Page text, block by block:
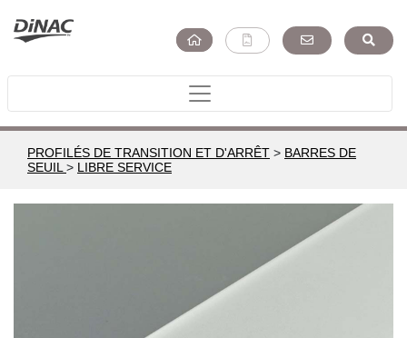
PROFILÉS DE TRANSITION ET D'ARRÊT > BARRES DE
SEUIL > LIBRE SERVICE